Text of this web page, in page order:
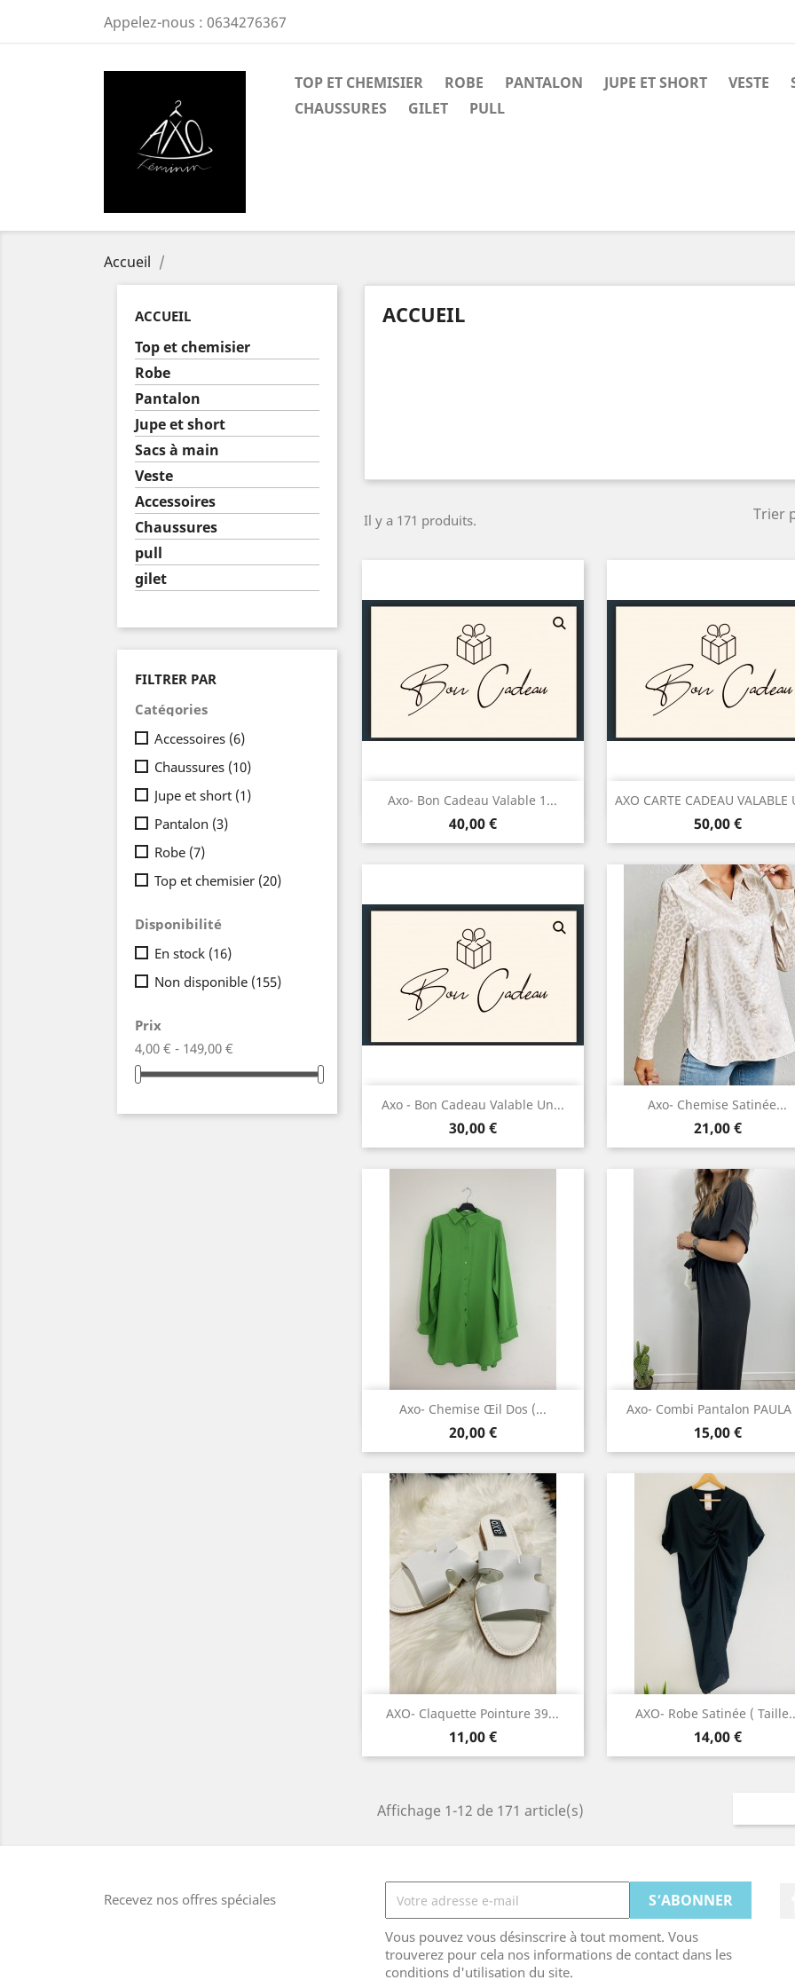
Appelez-nous : 0634276367
TOP ET CHEMISIER ROBE PANTALON JUPE ET SHORT VESTE
CHAUSSURES
GILET PULL
Accueil
ACCUEIL
Top et chemisier
Robe
Pantalon
Jupe et short
Sacs à main
Veste
Accessoires
Chaussures
pull
gilet
FILTRER PAR
Catégories
Accessoires (6)
Chaussures (10)
Jupe et short (1)
Pantalon (3)
Robe (7)
Top et chemisier (20)
Disponibilité
En stock (16)
Non disponible (155)
Prix
4,00 € - 149,00 €
ACCUEIL
Il y a 171 produits.
Trier
Axo- Bon Cadeau Valable 1...
Prix
40,00 €
Aperçu rapide AXO CARTE CADEAU VALABLE
Prix
50,00 €
Aperçu rapide
Axo - Bon Cadeau Valable Un...
Prix
30,00 €
Aperçu rapide Axo- Chemise Satinée...
Prix
21,00 €
Aperçu rapide
Axo- Chemise Œil Dos (...
Prix
20,00 €
Aperçu rapide Axo- Combi Pantalon PAULA
Prix
15,00 €
Aperçu rapide
AXO- Claquette Pointure 39...
Prix
11,00 €
Aperçu rapide AXO- Robe Satinée (
Prix
14,00 €
Aperçu rapide
Affichage 1-12 de 171 article(s)
Recevez nos offres spéciales
Vous pouvez vous désinscrire à tout moment. Vous
trouverez pour cela nos informations de contact dans les
conditions d'utilisation du site.